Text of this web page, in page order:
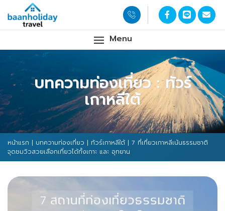
Menu
บทความท่องเที่ยว : ทัวร์
เกาหลีใต้
หน้าแรก | บทความท่องเที่ยว | ทัวร์เกาหลีใต้ | 7 ที่เที่ยวเกาหลีเน้นธรรมชาติ
จุดชมวิวสวยเลือกเที่ยวได้ทั้งเกาะ และ อุทยาน